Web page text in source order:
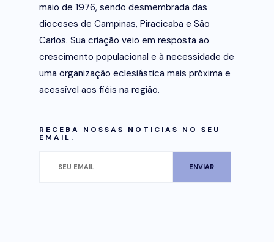
maio de 1976, sendo desmembrada das
dioceses de Campinas, Piracicaba e São
Carlos. Sua criação veio em resposta ao
crescimento populacional e à necessidade de
uma organização eclesiástica mais próxima e
acessível aos fiéis na região.
RECEBA NOSSAS NOTICIAS NO SEU
EMAIL.